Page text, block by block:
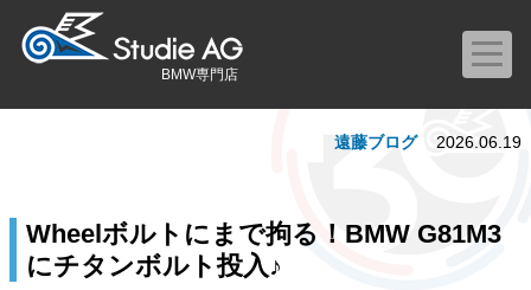
BMW専門店
Wheelボルトにまで拘る！BMW G81M3
にチタンボルト投入♪
遠藤ブログ 2026.06.19